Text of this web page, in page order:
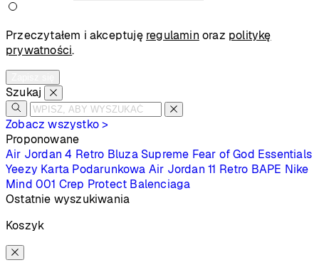
Przeczytałem i akceptuję regulamin oraz politykę
prywatności.
Szukaj
Zobacz wszystko >
Proponowane
Air Jordan 4 Retro Bluza Supreme Fear of God Essentials
Yeezy Karta Podarunkowa Air Jordan 11 Retro BAPE Nike
Mind 001 Crep Protect Balenciaga
Ostatnie wyszukiwania
Koszyk